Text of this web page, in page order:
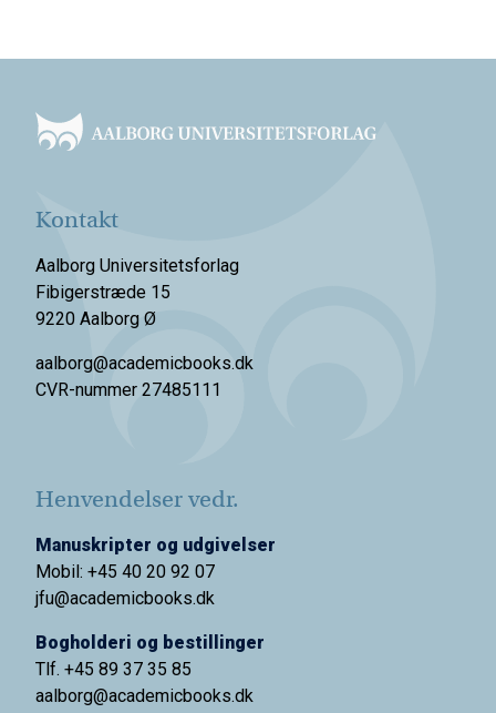
Kontakt
Aalborg Universitetsforlag
Fibigerstræde 15
9220 Aalborg Ø
aalborg@academicbooks.dk
CVR-nummer 27485111
Henvendelser vedr.
Manuskripter og udgivelser
Mobil: +45 40 20 92 07
jfu@academicbooks.dk
Bogholderi og bestillinger
Tlf. +45 89 37 35 85
aalborg@academicbooks.dk